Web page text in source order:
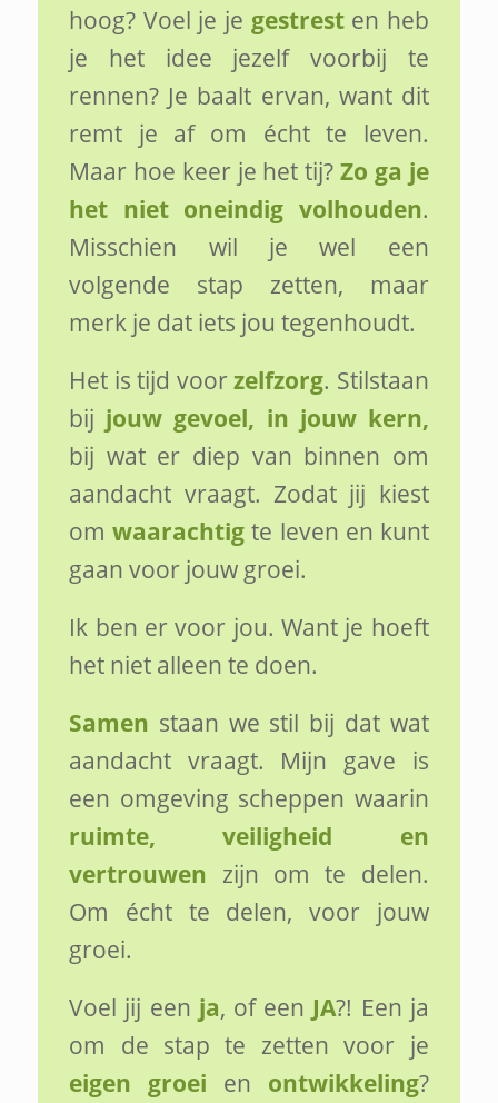
hoog? Voel je je gestresten heb
je het idee jezelf voorbij te
rennen? Je baalt ervan, want dit
remt je af om écht te leven.
Maar hoe keer je het tij?Zo ga je
het niet oneindig volhouden.
Misschien wil je wel een
volgende stap zetten, maar
merk je dat iets jou tegenhoudt.
Het is tijd voorzelfzorg. Stilstaan
bij jouw gevoel, in jouw kern,
bij wat er diep van binnen om
aandacht vraagt. Zodat jij kiest
omwaarachtig te leven en kunt
gaan voor jouw groei.
Ik ben er voor jou. Want je hoeft
het niet alleen te doen.
Samen staan we stil bij dat wat
aandacht vraagt. Mijn gave is
een omgeving scheppen waarin
ruimte, veiligheid en
vertrouwen zijn om te delen.
Om écht te delen, voor jouw
groei.
Voel jij een ja, of een JA?! Een ja
om de stap te zetten voor je
eigen groei en ontwikkeling?